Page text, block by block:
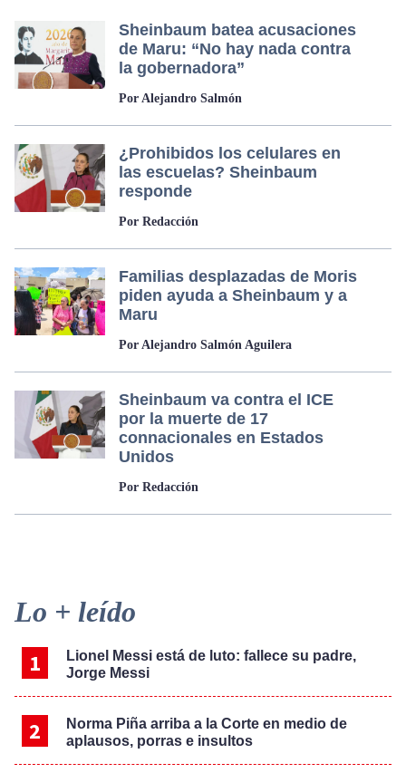
Sheinbaum batea acusaciones
de Maru: “No hay nada contra
la gobernadora”
Por Alejandro Salmón
¿Prohibidos los celulares en
las escuelas? Sheinbaum
responde
Por Redacción
Familias desplazadas de Moris
piden ayuda a Sheinbaum y a
Maru
Por Alejandro Salmón Aguilera
Sheinbaum va contra el ICE
por la muerte de 17
connacionales en Estados
Unidos
Por Redacción
Primary
Sidebar
Lo + leído
Lionel Messi está de luto: fallece su padre,
Jorge Messi
Norma Piña arriba a la Corte en medio de
aplausos, porras e insultos